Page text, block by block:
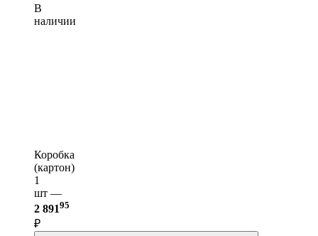
В
наличии
Коробка
(картон)
1
шт —
2 89195
₽